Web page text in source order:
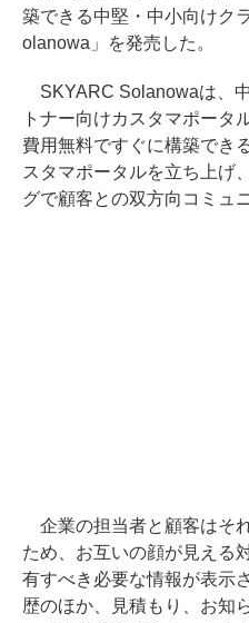
築できる中堅・中小向けク
olanowa」を発売した。
SKYARC Solanowaは、
トナー向けカスタマポータ
費用無料ですぐに構築でき
スタマポータルを立ち上げ
グで顧客との双方向コミュ
企業の担当者と顧客はそ
ため、お互いの顔が見える
有すべき必要な情報が表示
歴のほか、見積もり、お知